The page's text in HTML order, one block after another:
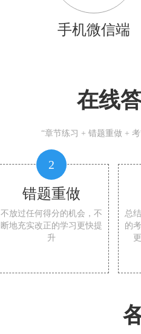
手机微信端
在线
“章节练习 + 错题重做 +
2
错题重做
不放过任何得分的机会，不
断地充实改正的学习更快提
升
总
的